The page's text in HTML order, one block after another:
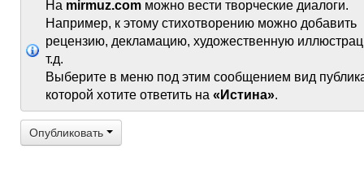
На mirmuz.com можно вести творческие диалоги.
Например, к этому стихотворению можно добавить
рецензию, декламацию, художественную
т.д.
Выберите в меню под этим сообщением вид
которой хотите ответить на «Истина».
Опубликовать